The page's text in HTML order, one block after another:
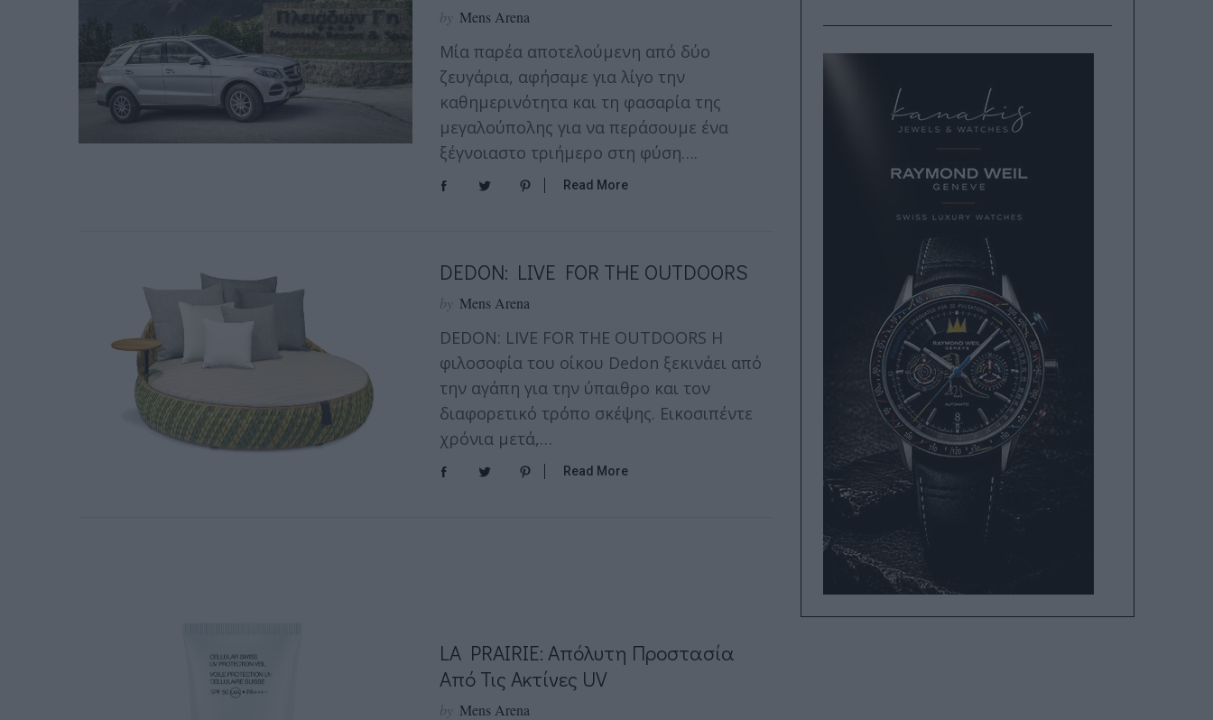
by Mens Arena
Μία παρέα αποτελούμενη από δύο
ζευγάρια, αφήσαμε για λίγο την
καθημερινότητα και τη φασαρία της
μεγαλούπολης για να περάσουμε ένα
ξέγνοιαστο τριήμερο στη φύση….
Read More
DEDON: LIVE FOR THE OUTDOORS
by Mens Arena
DEDON: LIVE FOR THE OUTDOORS Η
φιλοσοφία του οίκου Dedon ξεκινάει από
την αγάπη για την ύπαιθρο και τον
διαφορετικό τρόπο σκέψης. Εικοσιπέντε
χρόνια μετά,…
Read More
LA PRAIRIE: Απόλυτη Προστασία
Από Τις Ακτίνες UV
by Mens Arena